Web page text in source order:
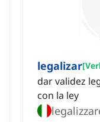
legalizar[
dar validez
con la ley